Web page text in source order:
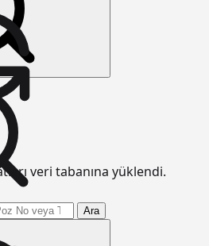
Ara
veri tabanına yüklendi.